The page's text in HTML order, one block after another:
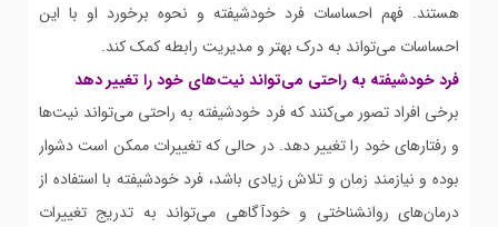
هستند. فهم احساسات فرد خودشیفته و نحوه برخورد او با این
احساسات می‌تواند به درک بهتر و مدیریت رابطه کمک کند.
فرد خودشیفته به راحتی می‌تواند نیت‌های خود را تغییر دهد
برخی افراد تصور می‌کنند که فرد خودشیفته به راحتی می‌تواند نیت‌ها
و رفتارهای خود را تغییر دهد. در حالی که تغییرات ممکن است دشوار
بوده و نیازمند زمان و تلاش زیادی باشد، فرد خودشیفته با استفاده از
درمان‌های روانشناختی و خودآگاهی می‌تواند به تدریج تغییرات